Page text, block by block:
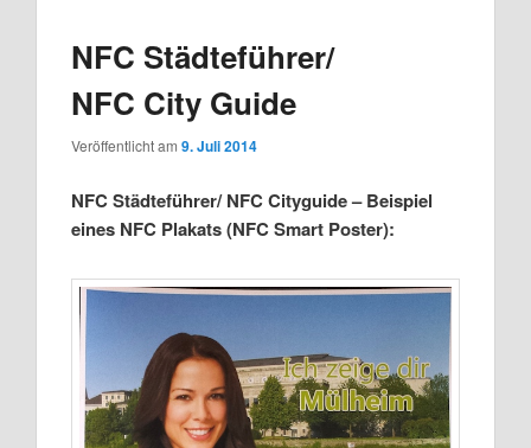
wechseln
NFC Städteführer/
NFC City Guide
Veröffentlicht am9. Juli 2014
NFC Städteführer/ NFC Cityguide – Beispiel
eines NFC Plakats (NFC Smart Poster):